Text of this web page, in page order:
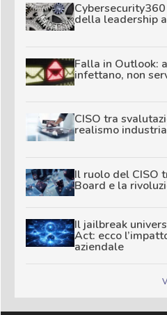
della leadership
Falla in Outlook:
infettano, non
CISO tra
realismo
Il ruolo del CISO
Board e la
Il jailbreak
Act: ecco
aziendale